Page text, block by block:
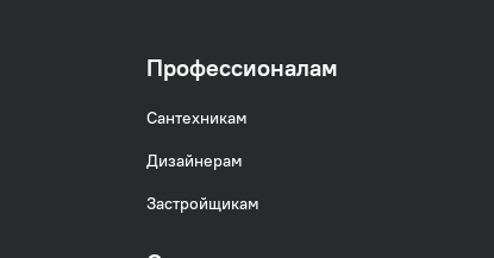
Профессионалам
Сантехникам
Дизайнерам
Застройщикам